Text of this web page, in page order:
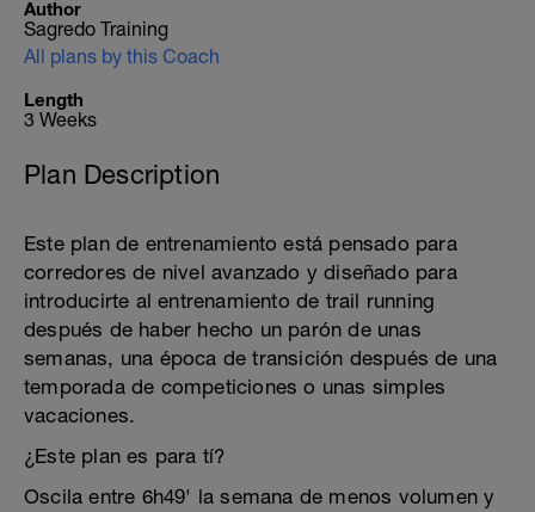
Author
Sagredo Training
All plans by this Coach
Length
3 Weeks
Plan Description
Este plan de entrenamiento está pensado para
corredores de nivel avanzado y diseñado para
introducirte al entrenamiento de trail running
después de haber hecho un parón de unas
semanas, una época de transición después de una
temporada de competiciones o unas simples
vacaciones.
¿Este plan es para tí?
Oscila entre 6h49' la semana de menos volumen y